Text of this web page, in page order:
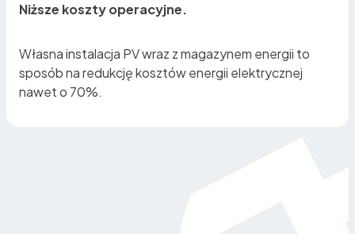
Niższe koszty operacyjne.
Własna instalacja PV wraz z magazynem energii to
sposób na redukcję kosztów energii elektrycznej
nawet o 70%.